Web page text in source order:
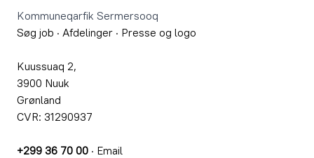
Kommuneqarfik Sermersooq
Søg job · Afdelinger · Presse og logo
Kuussuaq 2,
3900 Nuuk
Grønland
CVR: 31290937
+299 36 70 00 · Email